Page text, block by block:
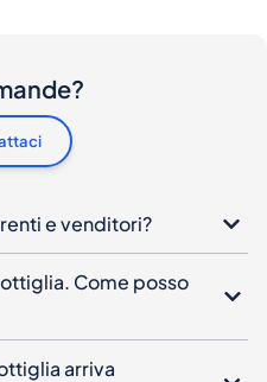
e venditori?
Come posso
arriva